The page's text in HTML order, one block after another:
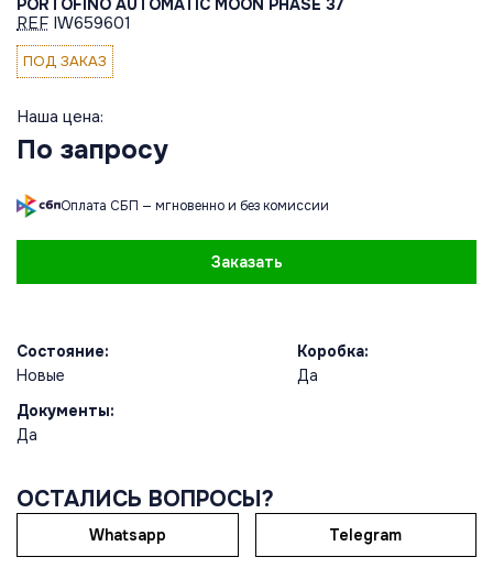
PORTOFINO AUTOMATIC MOON PHASE 37
REF IW659601
ПОД ЗАКАЗ
Наша цена:
По запросу
Оплата СБП — мгновенно и без комиссии
Заказать
Состояние:
Новые
Коробка:
Да
Документы:
Да
ОСТАЛИСЬ ВОПРОСЫ?
Whatsapp Telegram